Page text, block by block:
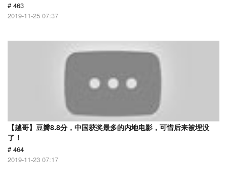
# 463
2019-11-25 07:37
【越哥】豆瓣8.8分，中国获奖最多的内地电影，可惜后来被埋没
了！
# 464
2019-11-23 07:17